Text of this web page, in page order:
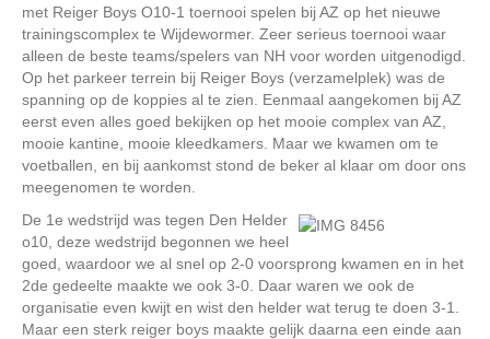
met Reiger Boys O10-1 toernooi spelen bij AZ op het nieuwe
trainingscomplex te Wijdewormer. Zeer serieus toernooi waar
alleen de beste teams/spelers van NH voor worden uitgenodigd.
Op het parkeer terrein bij Reiger Boys (verzamelplek) was de
spanning op de koppies al te zien. Eenmaal aangekomen bij AZ
eerst even alles goed bekijken op het mooie complex van AZ,
mooie kantine, mooie kleedkamers. Maar we kwamen om te
voetballen, en bij aankomst stond de beker al klaar om door ons
meegenomen te worden.
De 1e wedstrijd was tegen Den Helder
o10, deze wedstrijd begonnen we heel
goed, waardoor we al snel op 2-0 voorsprong kwamen en in het
2de gedeelte maakte we ook 3-0. Daar waren we ook de
organisatie even kwijt en wist den helder wat terug te doen 3-1.
Maar een sterk reiger boys maakte gelijk daarna een einde aan